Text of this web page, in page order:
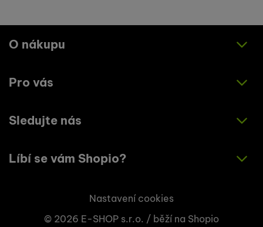
O nákupu
Jak nakupovat
Zásady ochrany osobních údajů
Pro vás
O nás
Sledujte nás
Instagram
Líbí se vám Shopio?
+420 773 033 003
Nastavení cookies
© 2026 E-SHOP s.r.o. / běží na Shopio